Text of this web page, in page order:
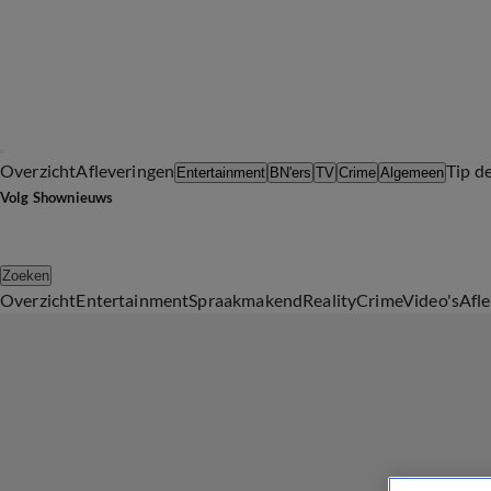
OverzichtAfleveringen Entertainment BN'ers TV Crime AlgemeenTip
Volg Shownieuws
Zoeken
OverzichtEntertainmentSpraakmakendRealityCrimeVideo's